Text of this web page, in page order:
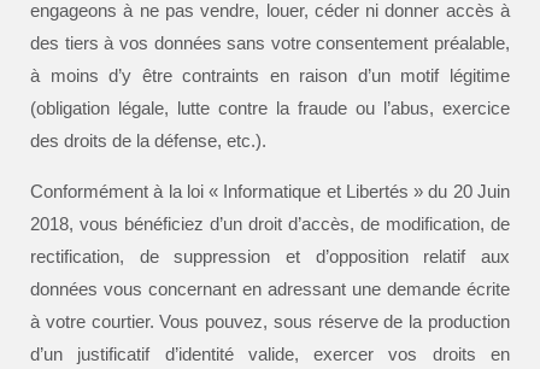
engageons à ne pas vendre, louer, céder ni donner accès à
des tiers à vos données sans votre consentement préalable,
à moins d’y être contraints en raison d’un motif légitime
(obligation légale, lutte contre la fraude ou l’abus, exercice
des droits de la défense, etc.).
Conformément à la loi « Informatique et Libertés » du 20 Juin
2018, vous bénéficiez d’un droit d’accès, de modification, de
rectification, de suppression et d’opposition relatif aux
données vous concernant en adressant une demande écrite
à votre courtier. Vous pouvez, sous réserve de la production
d’un justificatif d’identité valide, exercer vos droits en